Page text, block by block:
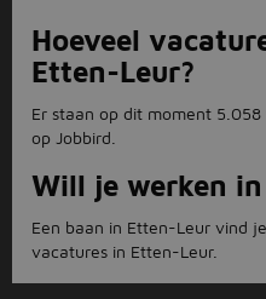
Hoeveel
Etten-Leur?
Er staan op dit moment
op Jobbird.
Will je werken
Een baan in Etten-Leur vind
vacatures in Etten-Leur.